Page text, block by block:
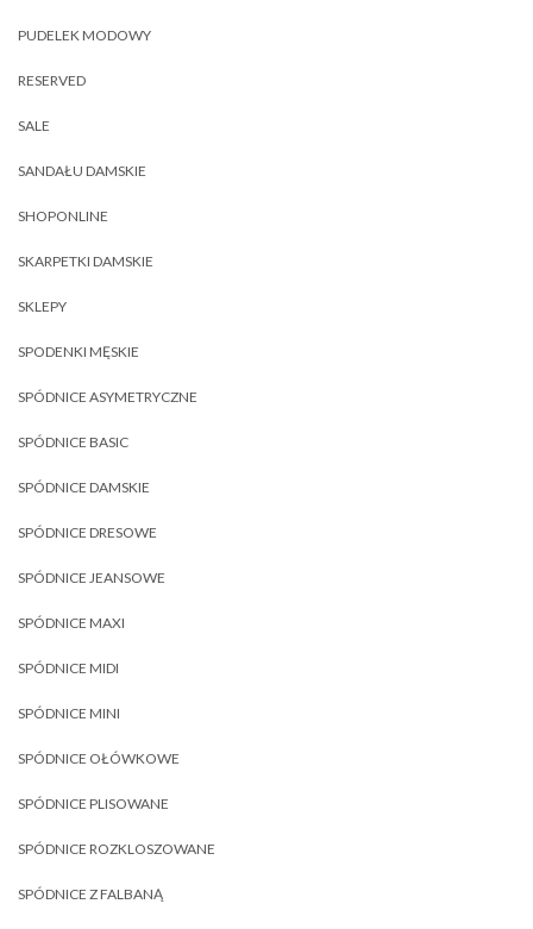
PUDELEK MODOWY
RESERVED
SALE
SANDAŁU DAMSKIE
SHOPONLINE
SKARPETKI DAMSKIE
SKLEPY
SPODENKI MĘSKIE
SPÓDNICE ASYMETRYCZNE
SPÓDNICE BASIC
SPÓDNICE DAMSKIE
SPÓDNICE DRESOWE
SPÓDNICE JEANSOWE
SPÓDNICE MAXI
SPÓDNICE MIDI
SPÓDNICE MINI
SPÓDNICE OŁÓWKOWE
SPÓDNICE PLISOWANE
SPÓDNICE ROZKLOSZOWANE
SPÓDNICE Z FALBANĄ